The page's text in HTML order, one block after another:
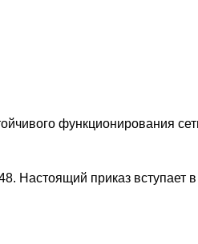
функционирования
приказ вступает в